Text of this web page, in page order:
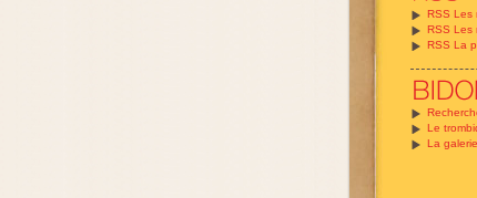
RSS Les
RSS Les
RSS La
Le
La